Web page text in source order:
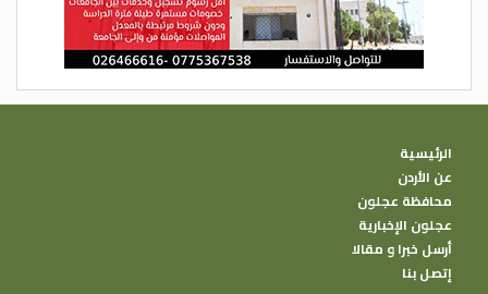
الرئيسية
عن الأردن
محافظة عجلون
عجلون الإخبارية
أرسل خبرا و مقالا
إتصل بنا